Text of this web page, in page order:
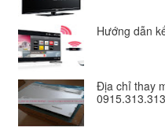
Hướng dẫn
Địa chỉ thay
0915.313.313